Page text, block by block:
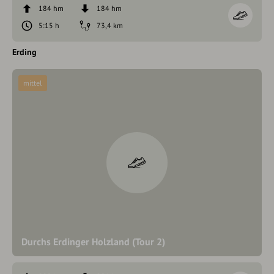
184 hm
184 hm
5:15 h
73,4 km
Erding
Durchs Erdinger Holzland (Tour 2)
mittel